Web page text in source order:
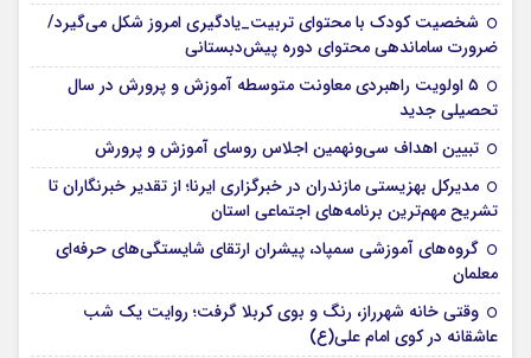
شخصیت کودک با محتوای تربیت_یادگیری امروز شکل می‌گیرد/
ضرورت ساماندهی محتوای دوره پیش‌دبستانی
۵ اولویت راهبردی معاونت متوسطه آموزش و پرورش در سال
تحصیلی جدید
تبیین اهداف سی‌ونهمین اجلاس روسای آموزش و پرورش
مدیرکل بهزیستی مازندران در خبرگزاری ایرنا؛ از تقدیر خبرنگاران تا
تشریح مهم‌ترین برنامه‌های اجتماعی استان
گروه‌های آموزشی سمپاد، پیشران ارتقای شایستگی‌های حرفه‌ای
معلمان
وقتی خانه شهرراز، رنگ و بوی کربلا گرفت؛ روایت یک شب
عاشقانه در کوی امام علی(ع)